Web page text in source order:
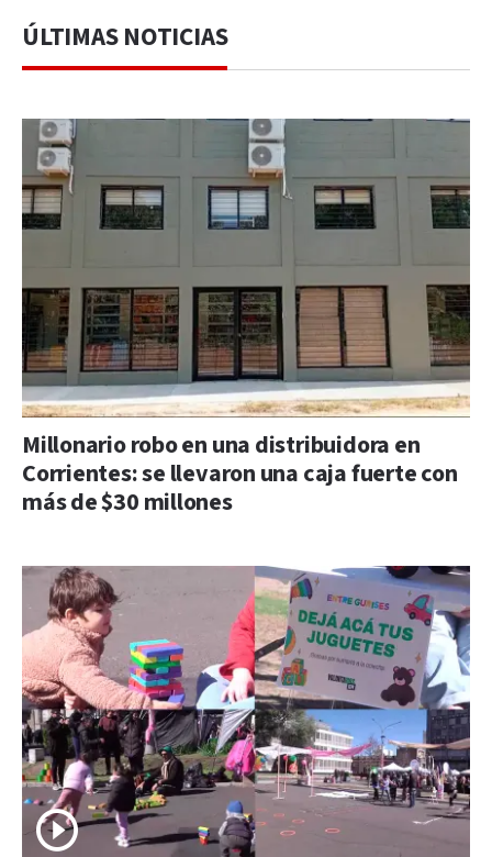
ÚLTIMAS NOTICIAS
Millonario robo en una distribuidora en
Corrientes: se llevaron una caja fuerte con
más de $30 millones